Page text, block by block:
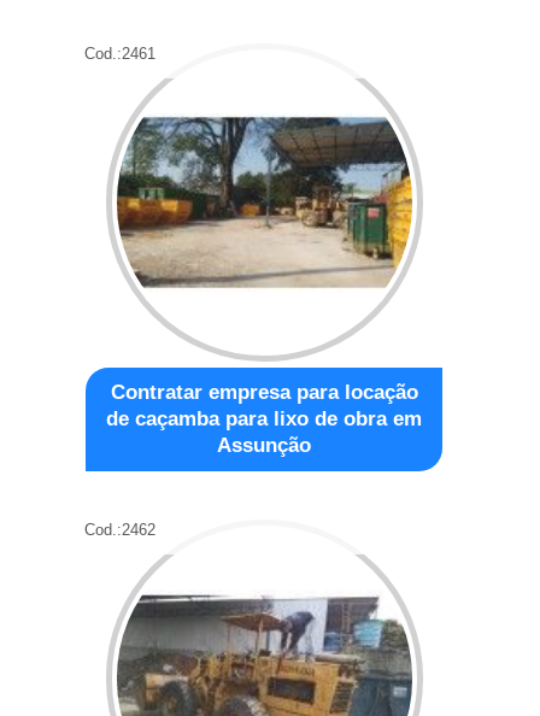
Cod.:2461
Contratar empresa para locação
de caçamba para lixo de obra em
Assunção
Cod.:2462